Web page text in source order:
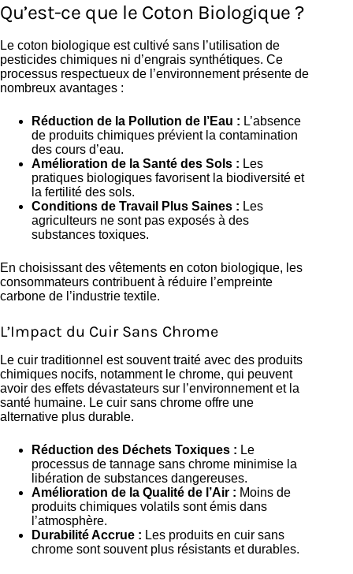
Qu’est-ce que le Coton Biologique ?
Le coton biologique est cultivé sans l’utilisation de
pesticides chimiques ni d’engrais synthétiques. Ce
processus respectueux de l’environnement présente de
nombreux avantages :
Réduction de la Pollution de l’Eau : L’absence
de produits chimiques prévient la contamination
des cours d’eau.
Amélioration de la Santé des Sols : Les
pratiques biologiques favorisent la biodiversité et
la fertilité des sols.
Conditions de Travail Plus Saines : Les
agriculteurs ne sont pas exposés à des
substances toxiques.
En choisissant des vêtements en coton biologique, les
consommateurs contribuent à réduire l’empreinte
carbone de l’industrie textile.
L’Impact du Cuir Sans Chrome
Le cuir traditionnel est souvent traité avec des produits
chimiques nocifs, notamment le chrome, qui peuvent
avoir des effets dévastateurs sur l’environnement et la
santé humaine. Le cuir sans chrome offre une
alternative plus durable.
Réduction des Déchets Toxiques : Le
processus de tannage sans chrome minimise la
libération de substances dangereuses.
Amélioration de la Qualité de l’Air : Moins de
produits chimiques volatils sont émis dans
l’atmosphère.
Durabilité Accrue : Les produits en cuir sans
chrome sont souvent plus résistants et durables.